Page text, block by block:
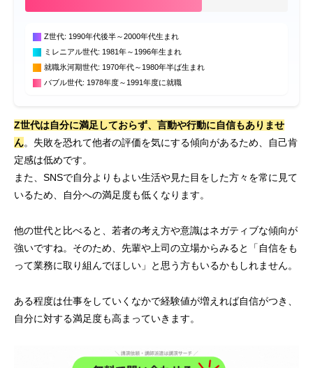
Z世代: 1990年代後半～2000年代生まれ
ミレニアル世代: 1981年～1996年生まれ
就職氷河期世代: 1970年代～1980年半ば生まれ
バブル世代: 1978年度～1991年度に就職
Z世代は自分に満足しておらず、言動や行動に自信もありませ
ん。失敗を恐れて他者の評価を気にする傾向があるため、自己肯
定感は低めです。
また、SNSで自分よりもよい生活や見た目をした方々を常に見て
いるため、自分への満足度も低くなります。
他の世代と比べると、若者の考え方や意識はネガティブな傾向が
強いですね。そのため、先輩や上司の立場からみると「自信をも
って業務に取り組んでほしい」と思う方もいるかもしれません。
ある程度は仕事をしていくなかで経験値が増えれば自信がつき、
自分に対する満足度も高まっていきます。